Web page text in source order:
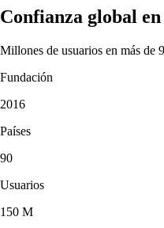
Confianza global
Millones de usuarios en más de
Fundación
2016
Países
90
Usuarios
150 M